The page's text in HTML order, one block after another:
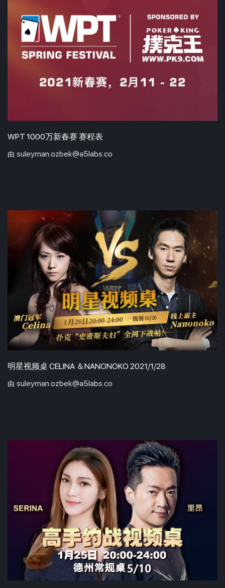
WPT 1000万新春赛 赛程表
由 suleyman.ozbek@a5labs.co
明星视频桌 CELINA ＆NANONOKO 2021/1/28
由 suleyman.ozbek@a5labs.co